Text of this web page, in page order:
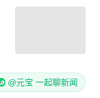
@元宝 一起聊新闻